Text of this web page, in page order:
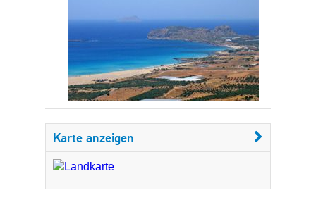
Karte anzeigen